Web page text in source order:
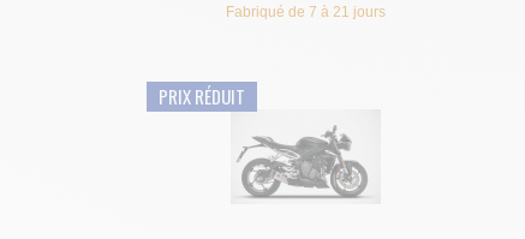
Fabriqué de 7 à 21 jours
PRIX RÉDUIT